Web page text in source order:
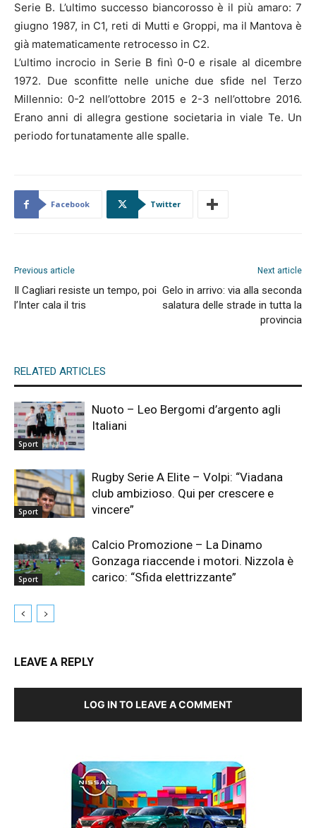
Serie B. L’ultimo successo biancorosso è il più amaro: 7
giugno 1987, in C1, reti di Mutti e Groppi, ma il Mantova è
già matematicamente retrocesso in C2.
L’ultimo incrocio in Serie B finì 0-0 e risale al dicembre
1972. Due sconfitte nelle uniche due sfide nel Terzo
Millennio: 0-2 nell’ottobre 2015 e 2-3 nell’ottobre 2016.
Erano anni di allegra gestione societaria in viale Te. Un
periodo fortunatamente alle spalle.
Facebook Twitter
Previous article
Il Cagliari resiste un tempo, poi
l’Inter cala il tris
Next article
Gelo in arrivo: via alla seconda
salatura delle strade in tutta la
provincia
RELATED ARTICLES
Sport
Nuoto – Leo Bergomi d’argento agli
Italiani
Sport
Rugby Serie A Elite – Volpi: “Viadana
club ambizioso. Qui per crescere e
vincere”
Sport
Calcio Promozione – La Dinamo
Gonzaga riaccende i motori. Nizzola è
carico: “Sfida elettrizzante”
LEAVE A REPLY
LOG IN TO LEAVE A COMMENT